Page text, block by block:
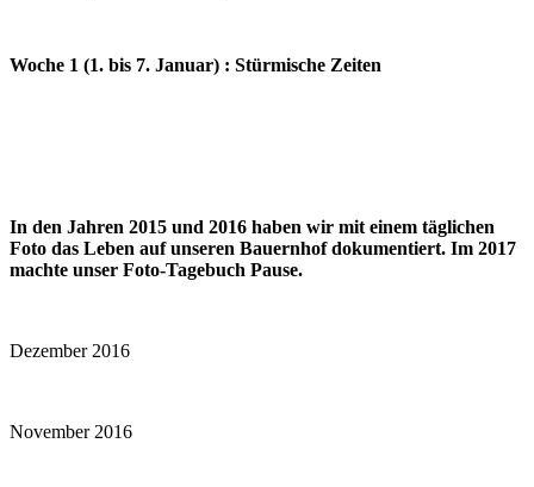
Woche 1 (1. bis 7. Januar) : Stürmische Zeiten
In den Jahren 2015 und 2016 haben wir mit einem täglichen
Foto das Leben auf unseren Bauernhof dokumentiert. Im 2017
machte unser Foto-Tagebuch Pause.
Dezember 2016
November 2016